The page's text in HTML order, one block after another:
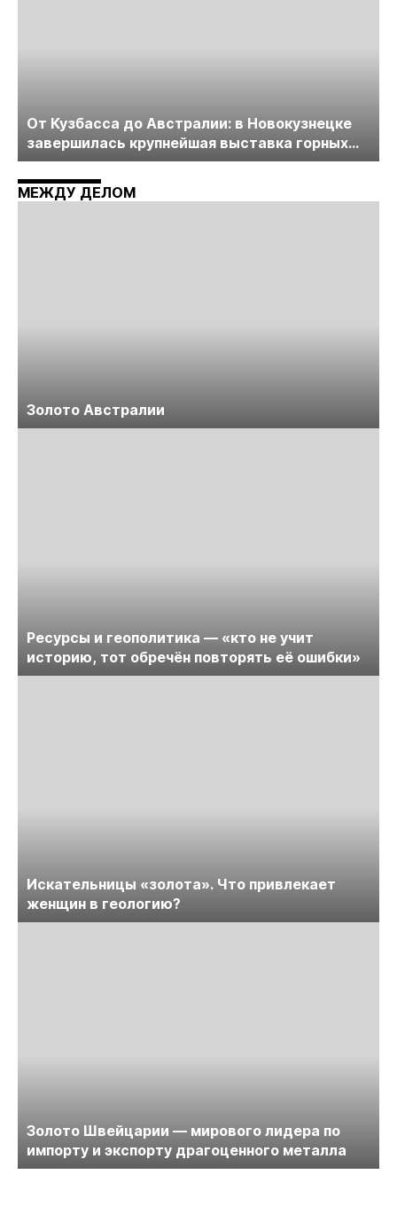
От Кузбасса до Австралии: в Новокузнецке
завершилась крупнейшая выставка горных
технологий «Недра России. Уголь России и
Майнинг»
МЕЖДУ ДЕЛОМ
Золото Австралии
Ресурсы и геополитика — «кто не учит
историю, тот обречён повторять её ошибки»
Искательницы «золота». Что привлекает
женщин в геологию?
Золото Швейцарии — мирового лидера по
импорту и экспорту драгоценного металла